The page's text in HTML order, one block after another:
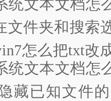
件夹和搜索
已知文件的